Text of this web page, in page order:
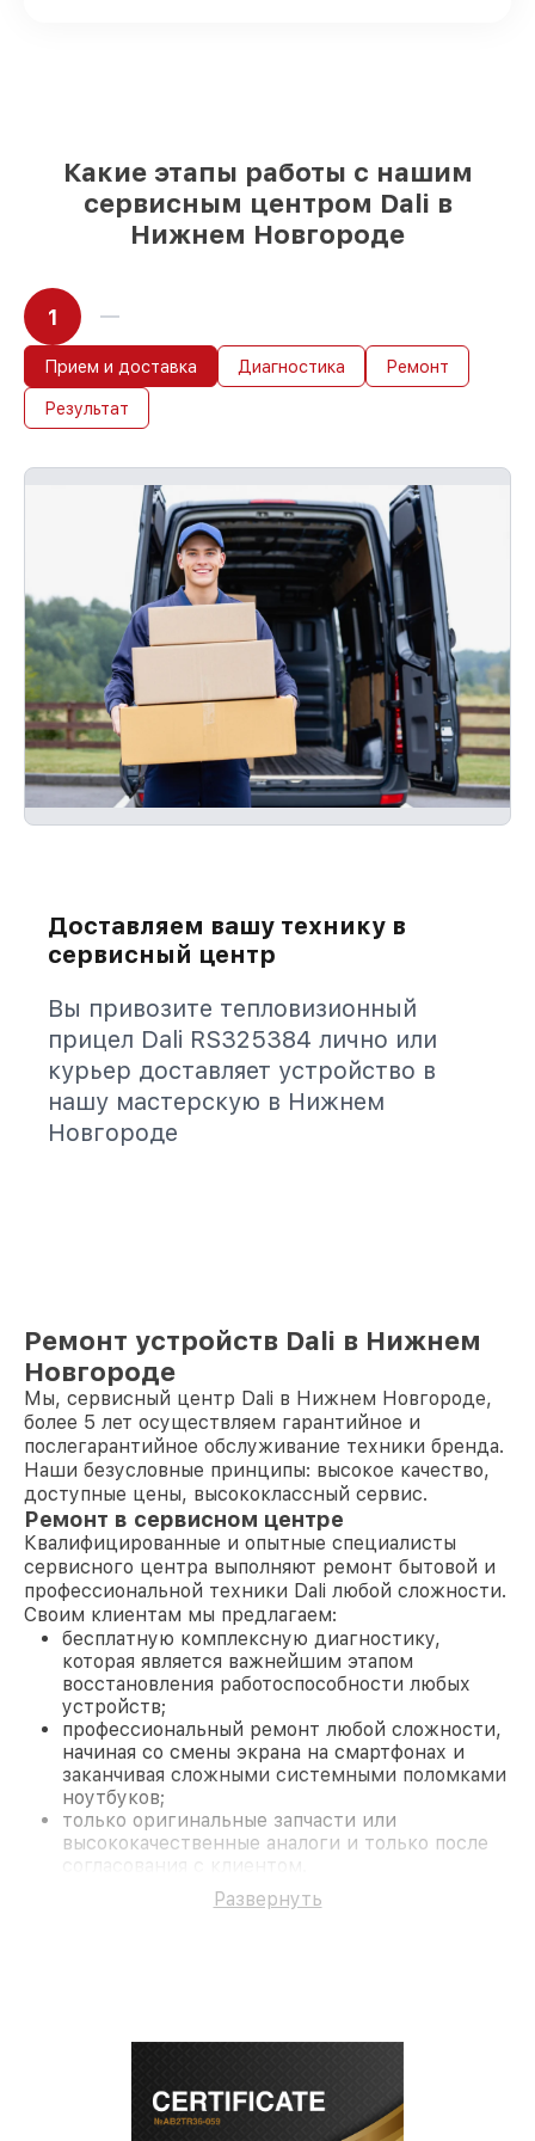
Какие этапы работы с нашим
сервисным центром Dali в
Нижнем Новгороде
1
Прием и доставка Диагностика Ремонт
Результат
Доставляем вашу технику в
сервисный центр
Вы привозите тепловизионный
прицел Dali RS325384 лично или
курьер доставляет устройство в
нашу мастерскую в Нижнем
Новгороде
Ремонт устройств Dali в Нижнем
Новгороде
Мы, сервисный центр Dali в Нижнем Новгороде,
более 5 лет осуществляем гарантийное и
послегарантийное обслуживание техники бренда.
Наши безусловные принципы: высокое качество,
доступные цены, высококлассный сервис.
Ремонт в сервисном центре
Квалифицированные и опытные специалисты
сервисного центра выполняют ремонт бытовой и
профессиональной техники Dali любой сложности.
Своим клиентам мы предлагаем:
бесплатную комплексную диагностику,
которая является важнейшим этапом
восстановления работоспособности любых
устройств;
профессиональный ремонт любой сложности,
начиная со смены экрана на смартфонах и
заканчивая сложными системными поломками
ноутбуков;
только оригинальные запчасти или
высококачественные аналоги и только после
согласования с клиентом.
На все работы и замененные комплектующие
предоставляется длительная гарантия. В случае
современное оборудование и
лицензированное ПО в ремонтно-
Развернуть